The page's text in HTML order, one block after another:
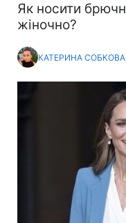
Як носити
жіночно?
КАТЕРИНА СОБКОВА